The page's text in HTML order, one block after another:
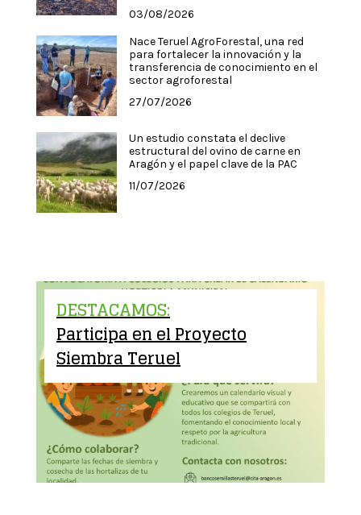
03/08/2026
Nace Teruel AgroForestal, una red
para fortalecer la innovación y la
transferencia de conocimiento en el
sector agroforestal
27/07/2026
Un estudio constata el declive
estructural del ovino de carne en
Aragón y el papel clave de la PAC
11/07/2026
DESTACAMOS:
Participa en el Proyecto
Siembra Teruel